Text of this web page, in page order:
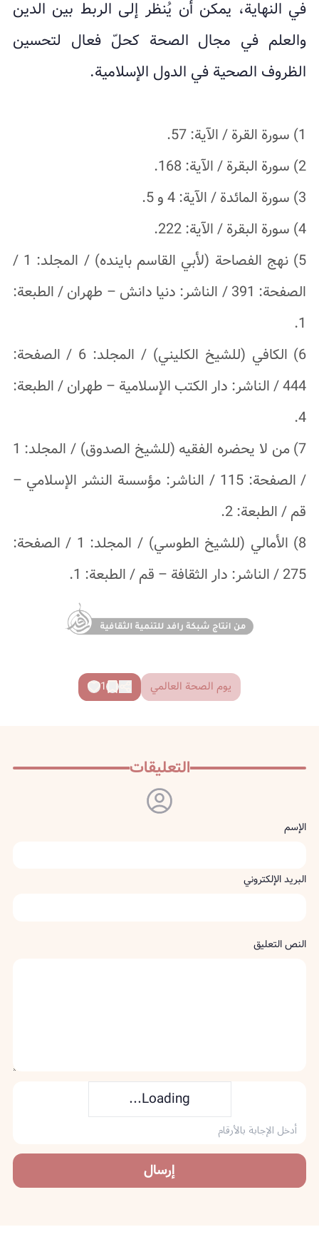
في النهاية، يمكن أن يُنظر إلى الربط بين الدين
والعلم في مجال الصحة كحلّ فعال لتحسين
الظروف الصحية في الدول الإسلامية.
1) سورة القرة / الآية: 57.
2) سورة البقرة / الآية: 168.
3) سورة المائدة / الآية: 4 و 5.
4) سورة البقرة / الآية: 222.
5) نهج الفصاحة (لأبي القاسم باينده) / المجلد: 1 /
الصفحة: 391 / الناشر: دنيا دانش – طهران / الطبعة:
1.
6) الكافي (للشيخ الكليني) / المجلد: 6 / الصفحة:
444 / الناشر: دار الكتب الإسلامية – طهران / الطبعة:
4.
7) من لا يحضره الفقيه (للشيخ الصدوق) / المجلد: 1
/ الصفحة: 115 / الناشر: مؤسسة النشر الإسلامي –
قم / الطبعة: 2.
8) الأمالي (للشيخ الطوسي) / المجلد: 1 / الصفحة:
275 / الناشر: دار الثقافة – قم / الطبعة: 1.
1 يوم الصحة العالمي
التعليقات
الإسم
البريد الإلكتروني
النص التعليق
Loading...
إرسال